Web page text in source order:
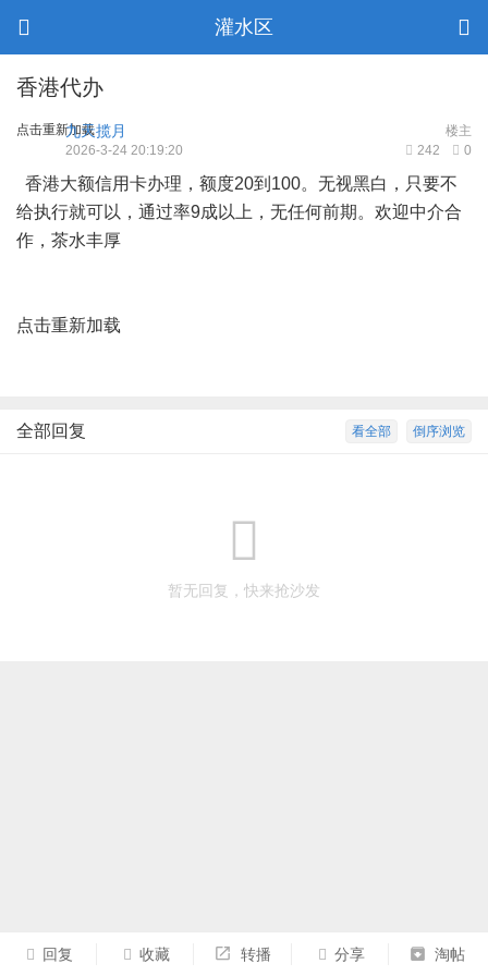
灌水区
香港代办
点击重新加载 楼主
九天揽月
242 0
2026-3-24 20:19:20
香港大额信用卡办理，额度20到100。无视黑白，只要不
给执行就可以，通过率9成以上，无任何前期。欢迎中介合
作，茶水丰厚
点击重新加载
倒序浏览
看全部
全部回复
暂无回复，快来抢沙发
回复 收藏 转播 分享 淘帖